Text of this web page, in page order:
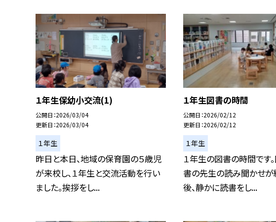
１年生保幼小交流(1)
公開日 2026/03/04
更新日 2026/03/04
１年生
昨日と本日、地域の保育園の５歳児
が来校し、１年生と交流活動を行い
ました。挨拶をし...
１年生図書の時間
公開日 2026/02/12
更新日 2026/02/12
１年生
１年生の図書の時間です
書の先生の読み聞かせが
後、静かに読書をし...